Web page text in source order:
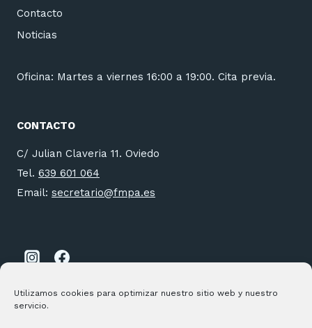
Utilizamos cookies para optimizar nuestro sitio web y nuestro
servicio.
Contacto
Noticias
Oficina: Martes a viernes 16:00 a 19:00. Cita previa.
CONTACTO
C/ Julian Claveria 11. Oviedo
Tel. 639 601 064
Email: secretario@fmpa.es